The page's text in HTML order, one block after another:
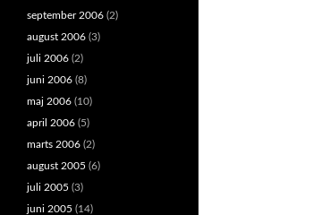
september 2006 (2)
august 2006 (3)
juli 2006 (2)
juni 2006 (8)
maj 2006 (10)
april 2006 (5)
marts 2006 (2)
august 2005 (6)
juli 2005 (3)
juni 2005 (14)